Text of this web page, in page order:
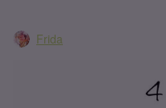
Frida